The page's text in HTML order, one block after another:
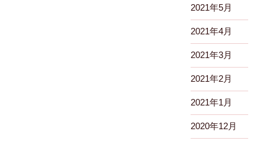
2021年5月
2021年4月
2021年3月
2021年2月
2021年1月
2020年12月